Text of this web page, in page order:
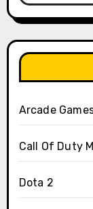
Arcade
Call Of Duty
Dota 2